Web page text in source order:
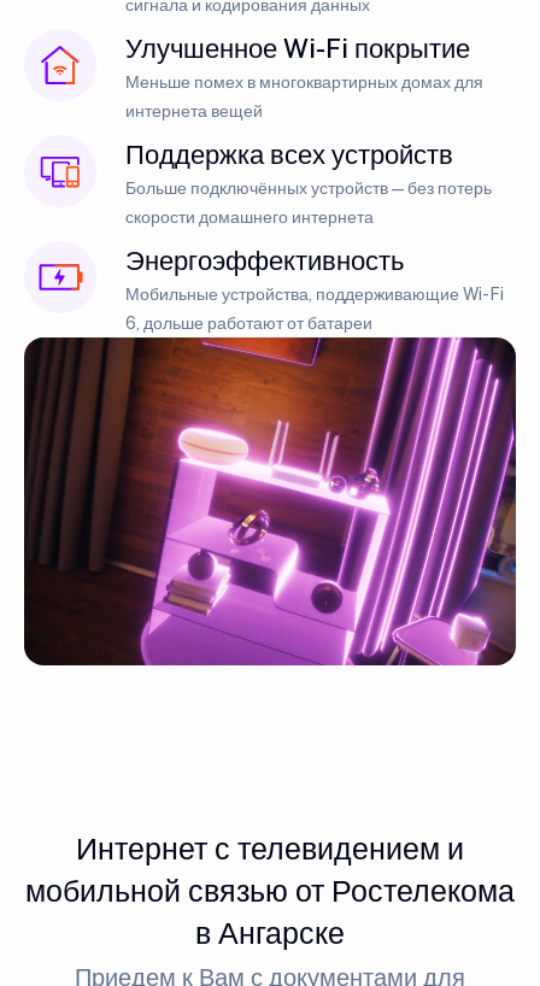
сигнала и кодирования данных
Улучшенное Wi-Fi покрытие
Меньше помех в многоквартирных домах для
интернета вещей
Поддержка всех устройств
Больше подключённых устройств — без потерь
скорости домашнего интернета
Энергоэффективность
Мобильные устройства, поддерживающие Wi-Fi
6, дольше работают от батареи
Интернет с телевидением и
мобильной связью от Ростелекома
в Ангарске
Приедем к Вам с документами для